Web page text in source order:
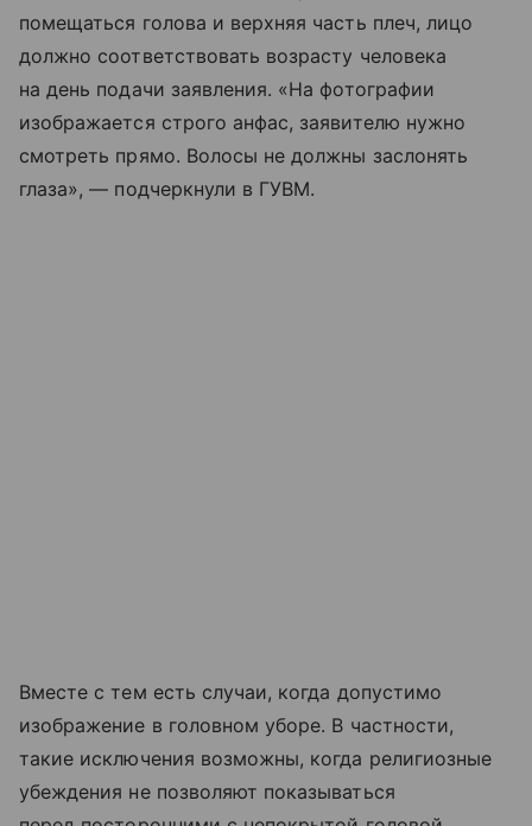
помещаться голова и верхняя часть плеч, лицо
должно соответствовать возрасту человека
на день подачи заявления. «На фотографии
изображается строго анфас, заявителю нужно
смотреть прямо. Волосы не должны заслонять
глаза», — подчеркнули в ГУВМ.
Вместе с тем есть случаи, когда допустимо
изображение в головном уборе. В частности,
такие исключения возможны, когда религиозные
убеждения не позволяют показываться